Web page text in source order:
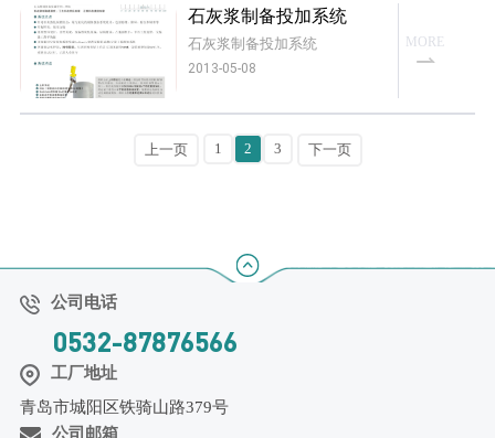
石灰浆制备投加系统
石灰浆制备投加系统
2013-05-08
MORE
上一页 1 2 3 下一页
公司电话
0532-87876566
工厂地址
青岛市城阳区铁骑山路379号
公司邮箱